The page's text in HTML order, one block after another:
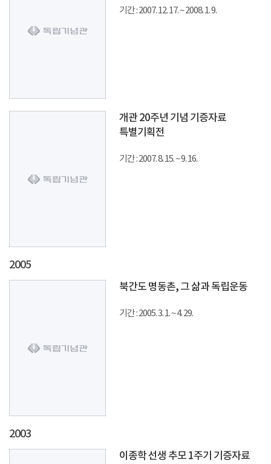
기간 : 2007. 12. 17. ~ 2008. 1. 9.
개관 20주년 기념 기증자료
특별기획전
기간 : 2007. 8. 15. ~ 9. 16.
2005
북간도 명동촌, 그 삶과 독립운동
기간 : 2005. 3. 1. ~ 4. 29.
2003
이종학 선생 추모 1주기 기증자료